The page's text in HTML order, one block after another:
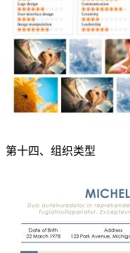
第十四、组织类型